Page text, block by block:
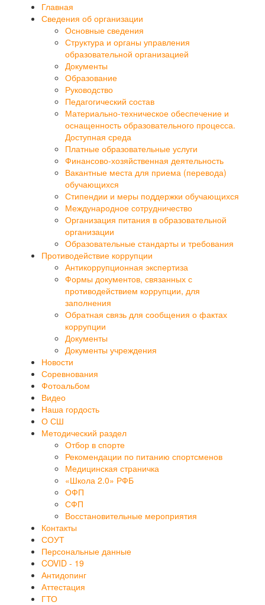
Главная
Сведения об организации
Основные сведения
Структура и органы управления
образовательной организацией
Документы
Образование
Руководство
Педагогический состав
Материально-техническое обеспечение и
оснащенность образовательного процесса.
Доступная среда
Платные образовательные услуги
Финансово-хозяйственная деятельность
Вакантные места для приема (перевода)
обучающихся
Стипендии и меры поддержки обучающихся
Международное сотрудничество
Организация питания в образовательной
организации
Образовательные стандарты и требования
Противодействие коррупции
Антикоррупционная экспертиза
Формы документов, связанных с
противодействием коррупции, для
заполнения
Обратная связь для сообщения о фактах
коррупции
Документы
Документы учреждения
Новости
Соревнования
Фотоальбом
Видео
Наша гордость
О СШ
Методический раздел
Отбор в спорте
Рекомендации по питанию спортсменов
Медицинская страничка
«Школа 2.0» РФБ
ОФП
СФП
Восстановительные мероприятия
Контакты
СОУТ
Персональные данные
COVID - 19
Антидопинг
Аттестация
ГТО